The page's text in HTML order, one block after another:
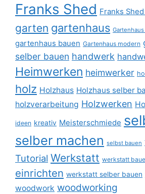
Franks Shed Franks
garten gartenhaus
gartenhaus bauen Gartenhaus modern
selber bauen handwerk
Heimwerken heimwerker
holz Holzhaus Holzhaus selber
holzverarbeitung Holzwerken
ideen kreativ Meisterschmiede
selber machen selbst bauen
Tutorial Werkstatt werkstatt
einrichten werkstatt selber bauen
woodwork woodworking